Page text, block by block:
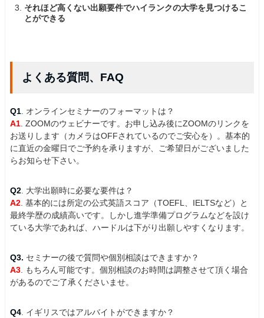
それほど高くない出願要件でハイランクの大学を見つけるこ
とができる
よくある質問、FAQ
Q1. オンラインセミナーのフォーマットは？
A1. ZOOMのウェビナーです。お申し込み後にZOOMのリンクを
お送りします（カメラはOFFされているのでご安心を）。基本的
に直近の金曜日でご予約を承りますが、ご希望日がございました
らお知らせ下さい。
Q2. 大学出願時に必要な要件は？
A2. 基本的には所定の公式英語スコア（TOEFL、IELTSなど）と
最終学歴の成績高いです。しかし進学準備プログラムなどを設け
ている大学であれば、ハードルは下がり出願しやすくなります。
Q3. セミナーの後で質問や個別相談はできますか？
A3. もちろん可能です。個別相談のお時間は調整させて頂く場合
があるのでご了承くださいませ。
Q4. イギリスではアルバイトができますか？